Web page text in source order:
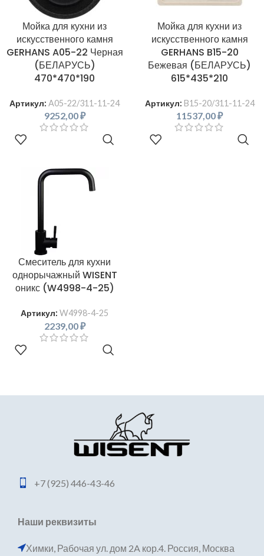
Мойка для кухни из
искусственного камня
GERHANS A05-22 Черная
(БЕЛАРУСЬ)
470*470*190
Артикул: A05-22/311-11-24
9252,00₽
Мойка для кухни из
искусственного камня
GERHANS B15-20
Бежевая (БЕЛАРУСЬ)
615*435*210
Артикул: B15-20/311-11-24
11537,00₽
Смеситель для кухни
однорычажный WISENT
оникс (W4998-4-25)
Артикул: W4998-4-25
2239,00₽
+7 (925) 446-43-46
Наши реквизиты
Химки, Рабочая ул. дом 2A кор.4. Россия, Москва